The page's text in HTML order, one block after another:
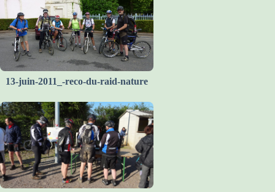
13-juin-2011_-reco-du-raid-nature